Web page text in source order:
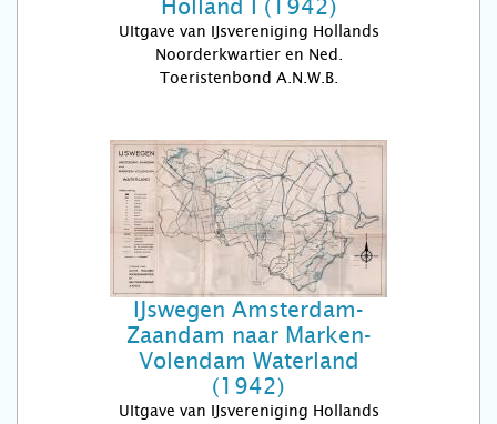
Holland I (1942)
UItgave van IJsvereniging Hollands
Noorderkwartier en Ned.
Toeristenbond A.N.W.B.
IJswegen Amsterdam-
Zaandam naar Marken-
Volendam Waterland
(1942)
UItgave van IJsvereniging Hollands